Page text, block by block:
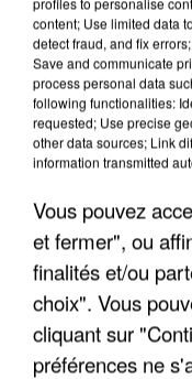
UNE TOURISTE
COULÉE DE
content; Use limited data
detect fraud, and fix
Save and communicate
process personal data
following functionalities:
requested; Use precise
other data sources; Link
information transmitted
Vous pouvez
et fermer", ou
finalités et/ou
choix". Vous
cliquant sur
préférences ne